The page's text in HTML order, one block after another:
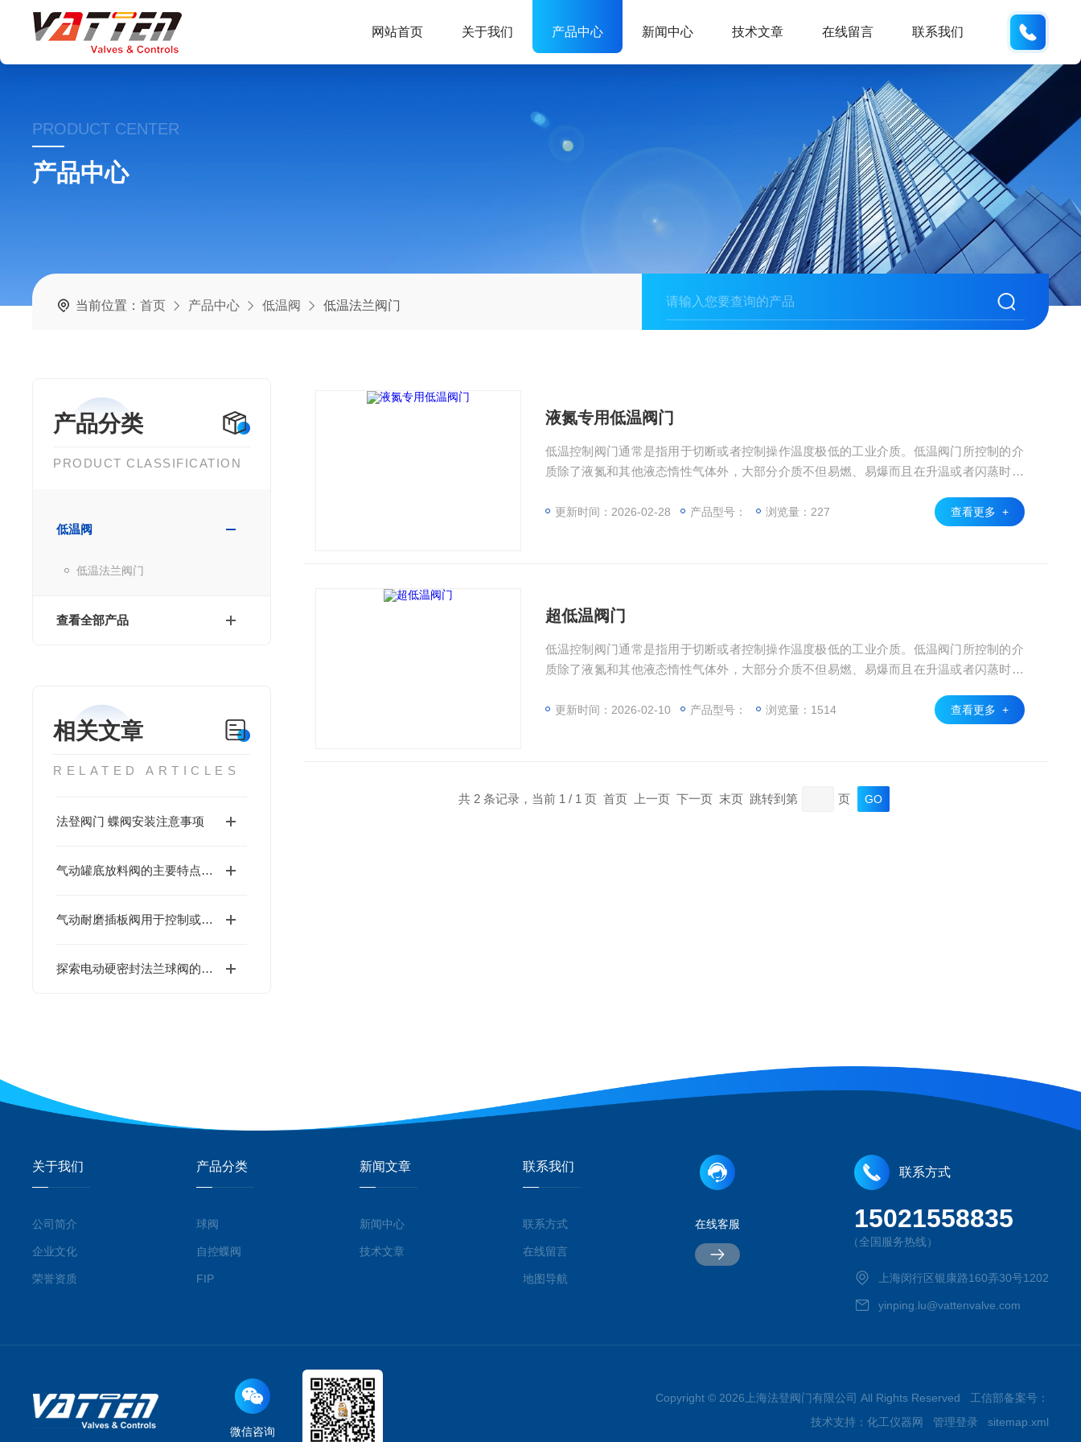
网站首页 关于我们 产品中心 新闻中心 技术文章 在线留言 联系我们
PRODUCT CENTER
产品中心
当前位置：首页 产品中心 低温阀 低温法兰阀门
产品分类
PRODUCT CLASSIFICATION
低温阀
低温法兰阀门
查看全部产品
相关文章
RELATED ARTICLES
法登阀门 蝶阀安装注意事项
气动罐底放料阀的主要特点及其技术参数
气动耐磨插板阀用于控制或切断管道内的介质流动
探索电动硬密封法兰球阀的应用行业
液氮专用低温阀门
低温控制阀门通常是指用于切断或者控制操作温度极低的工业介质。低温阀门所控制的介
质除了液氮和其他液态惰性气体外，大部分介质不但易燃、易爆而且在升温或者闪蒸时会
用的要求，低温阀门的设计、制造、试验和安装方法等均与普通阀门有不同之处。液氮专
更新时间：2026-02-28 产品型号： 浏览量：227 查看更多 +
超低温阀门
低温控制阀门通常是指用于切断或者控制操作温度极低的工业介质。低温阀门所控制的介
质除了液氮和其他液态惰性气体外，大部分介质不但易燃、易爆而且在升温或者闪蒸时会
用的要求，低温阀门的设计、制造、试验和安装方法等均与普通阀门有不同之处。超低温
更新时间：2026-02-10 产品型号： 浏览量：1514 查看更多 +
共 2 条记录，当前 1 / 1 页 首页 上一页 下一页 末页 跳转到第 页
关于我们
公司简介
企业文化
荣誉资质
产品分类
球阀
自控蝶阀
FIP
新闻文章
新闻中心
技术文章
联系我们
联系方式
在线留言
地图导航
在线客服
联系方式
15021558835
（全国服务热线）
上海闵行区银康路160弄30号1202
yinping.lu@vattenvalve.com
微信咨询
Copyright © 2026上海法登阀门有限公司 All Rights Reserved 工信部备案号：
技术支持： 化工仪器网 管理登录 sitemap.xml